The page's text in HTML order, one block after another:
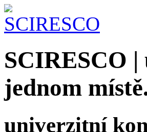
SCIRESCO
jednom
univerzitní